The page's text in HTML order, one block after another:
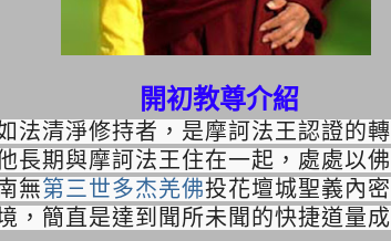
開初教尊介紹
法清淨修持者，是摩訶法王認證的
長期與摩訶法王住在一起，處處以
無第三世多杰羌佛投花壇城聖義內
，簡直是達到聞所未聞的快捷道量成